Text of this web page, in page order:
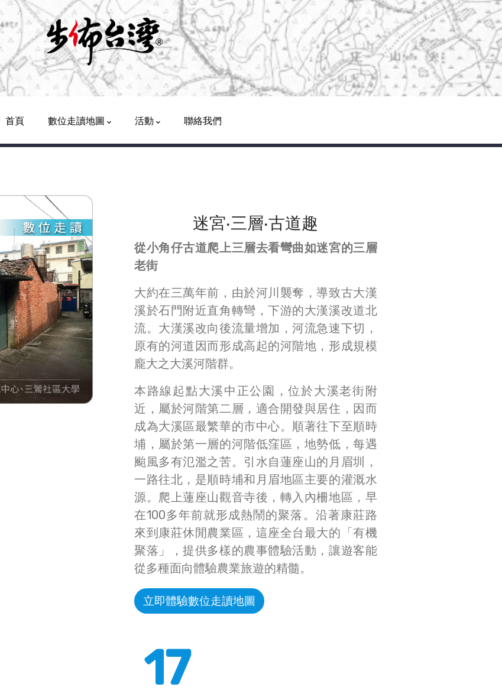
Navigation
首頁 數位走讀地圖 活動 聯絡我們
迷宮‧三層‧古道趣
從小角仔古道爬上三層去看彎曲如迷宮的三層
老街
大約在三萬年前，由於河川襲奪，導致古大漢
溪於石門附近直角轉彎，下游的大漢溪改道北
流。大漢溪改向後流量增加，河流急速下切，
原有的河道因而形成高起的河階地，形成規模
龐大之大溪河階群。
本路線起點大溪中正公園，位於大溪老街附
近，屬於河階第二層，適合開發與居住，因而
成為大溪區最繁華的市中心。順著往下至順時
埔，屬於第一層的河階低窪區，地勢低，每遇
颱風多有氾濫之苦。引水自蓮座山的月眉圳，
一路往北，是順時埔和月眉地區主要的灌溉水
源。爬上蓮座山觀音寺後，轉入內柵地區，早
在100多年前就形成熱鬧的聚落。沿著康莊路
來到康莊休閒農業區，這座全台最大的「有機
聚落」，提供多樣的農事體驗活動，讓遊客能
從多種面向體驗農業旅遊的精髓。
立即體驗數位走讀地圖
17